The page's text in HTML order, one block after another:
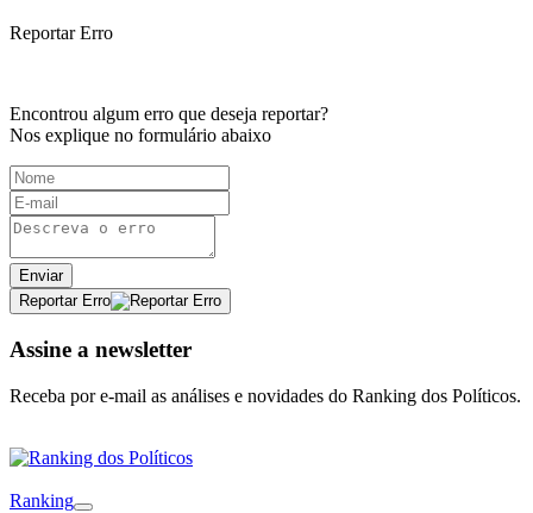
Reportar Erro
Encontrou algum erro que deseja reportar?
Nos explique no formulário abaixo
Enviar
Reportar Erro
Assine a newsletter
Receba por e-mail as análises e novidades do Ranking dos Políticos.
Ranking